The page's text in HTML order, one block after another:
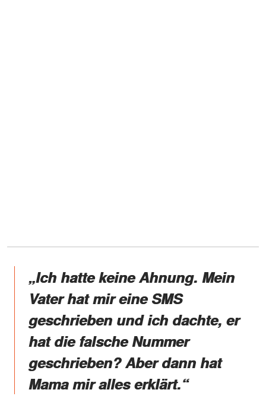
„Ich hatte keine Ahnung. Mein
Vater hat mir eine SMS
geschrieben und ich dachte, er
hat die falsche Nummer
geschrieben? Aber dann hat
Mama mir alles erklärt.“